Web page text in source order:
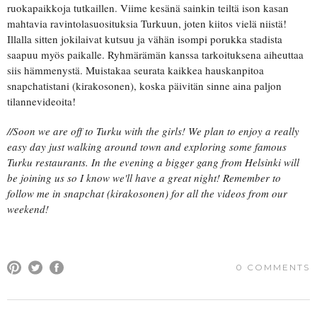
ruokapaikkoja tutkaillen. Viime kesänä sainkin teiltä ison kasan
mahtavia ravintolasuosituksia Turkuun, joten kiitos vielä niistä!
Illalla sitten jokilaivat kutsuu ja vähän isompi porukka stadista
saapuu myös paikalle. Ryhmärämän kanssa tarkoituksena aiheuttaa
siis hämmenystä. Muistakaa seurata kaikkea hauskanpitoa
snapchatistani (kirakosonen), koska päivitän sinne aina paljon
tilannevideoita!
//Soon we are off to Turku with the girls! We plan to enjoy a really
easy day just walking around town and exploring some famous
Turku restaurants. In the evening a bigger gang from Helsinki will
be joining us so I know we'll have a great night! Remember to
follow me in snapchat (kirakosonen) for all the videos from our
weekend!
0 COMMENTS